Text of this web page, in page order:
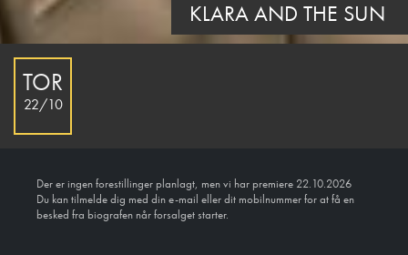
KLARA AND THE SUN
TOR
22/10
Der er ingen forestillinger planlagt, men vi har premiere 22.10.2026
Du kan tilmelde dig med din e-mail eller dit mobilnummer for at få en
besked fra biografen når forsalget starter.